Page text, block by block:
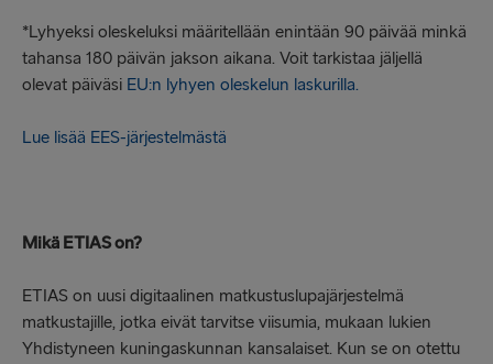
*Lyhyeksi oleskeluksi määritellään enintään 90 päivää minkä
tahansa 180 päivän jakson aikana. Voit tarkistaa jäljellä
olevat päiväsi EU:n lyhyen oleskelun laskurilla.
Lue lisää EES-järjestelmästä
Mikä ETIAS on?
ETIAS on uusi digitaalinen matkustuslupajärjestelmä
matkustajille, jotka eivät tarvitse viisumia, mukaan lukien
Yhdistyneen kuningaskunnan kansalaiset. Kun se on otettu